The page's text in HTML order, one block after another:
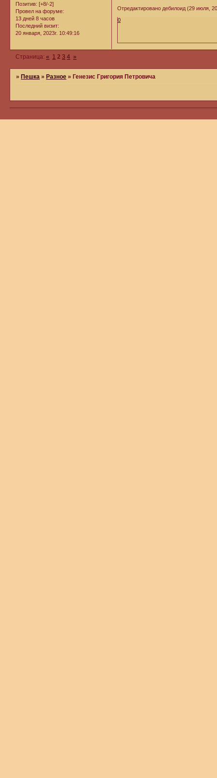
Позитив: [+8/-2]
Провел на форуме:
13 дней 8 часов
Последний визит:
20 января, 2023г. 10:49:16
Отредактировано дебилоид (29 июля,
0
Страница:« 1 2 3 4 »
» Пешка » Разное » Генезис Григория Петровича